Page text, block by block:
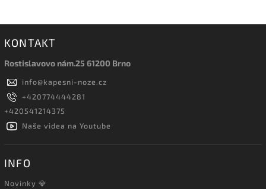
KONTAKT
Rostislavovo nám.25 61200 Brno
info@kapesni-noze.cz
+420774444281
+420541214375
Naše videa na Youtube
INFO
Novinky 💎